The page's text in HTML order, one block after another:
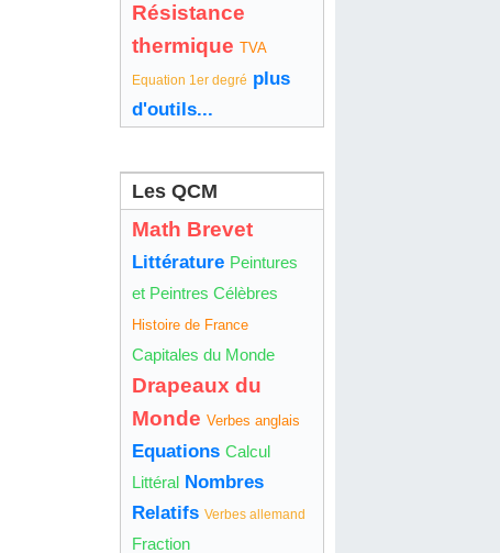
Résistance
thermique TVA
Equation 1er degré plus
d'outils...
Les QCM
Math Brevet
Littérature Peintures
et Peintres Célèbres
Histoire de France
Capitales du Monde
Drapeaux du
Monde Verbes anglais
Equations Calcul
Littéral Nombres
Relatifs Verbes allemand
Fraction